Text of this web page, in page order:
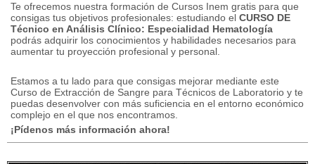
Te ofrecemos nuestra formación de Cursos Inem gratis para que
consigas tus objetivos profesionales: estudiando el CURSO DE
Técnico en Análisis Clínico: Especialidad Hematología
podrás adquirir los conocimientos y habilidades necesarios para
aumentar tu proyección profesional y personal.
Estamos a tu lado para que consigas mejorar mediante este
Curso de Extracción de Sangre para Técnicos de Laboratorio y te
puedas desenvolver con más suficiencia en el entorno económico
complejo en el que nos encontramos.
¡Pídenos más información ahora!